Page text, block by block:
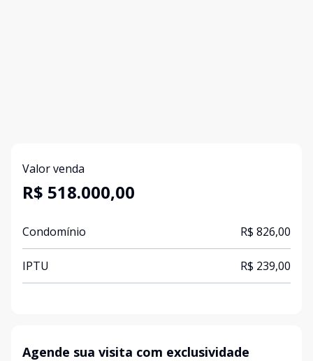
Valor venda
R$ 518.000,00
Condomínio R$ 826,00
IPTU R$ 239,00
Agende sua visita com exclusividade